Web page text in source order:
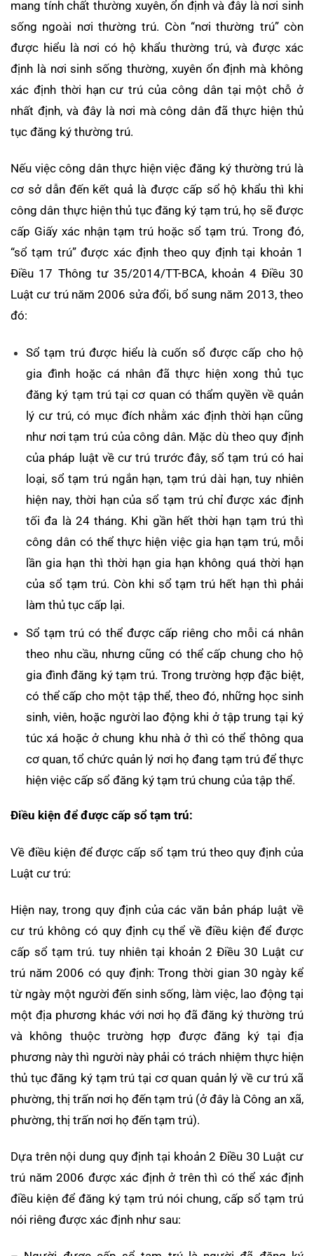
mang tính chất thường xuyên, ổn định và đây là nơi sinh
sống ngoài nơi thường trú. Còn “nơi thường trú” còn
được hiểu là nơi có hộ khẩu thường trú, và được xác
định là nơi sinh sống thường, xuyên ổn định mà không
xác định thời hạn cư trú của công dân tại một chỗ ở
nhất định, và đây là nơi mà công dân đã thực hiện thủ
tục đăng ký thường trú.
Nếu việc công dân thực hiện việc đăng ký thường trú là
cơ sở dẫn đến kết quả là được cấp sổ hộ khẩu thì khi
công dân thực hiện thủ tục đăng ký tạm trú, họ sẽ được
cấp Giấy xác nhận tạm trú hoặc sổ tạm trú. Trong đó,
“sổ tạm trú” được xác định theo quy định tại khoản 1
Điều 17 Thông tư 35/2014/TT-BCA, khoản 4 Điều 30
Luật cư trú năm 2006 sửa đổi, bổ sung năm 2013, theo
đó:
Sổ tạm trú được hiểu là cuốn sổ được cấp cho hộ
gia đình hoặc cá nhân đã thực hiện xong thủ tục
đăng ký tạm trú tại cơ quan có thẩm quyền về quản
lý cư trú, có mục đích nhằm xác định thời hạn cũng
như nơi tạm trú của công dân. Mặc dù theo quy định
của pháp luật về cư trú trước đây, sổ tạm trú có hai
loại, sổ tạm trú ngắn hạn, tạm trú dài hạn, tuy nhiên
hiện nay, thời hạn của sổ tạm trú chỉ được xác định
tối đa là 24 tháng. Khi gần hết thời hạn tạm trú thì
công dân có thể thực hiện việc gia hạn tạm trú, mỗi
lần gia hạn thì thời hạn gia hạn không quá thời hạn
của sổ tạm trú. Còn khi sổ tạm trú hết hạn thì phải
làm thủ tục cấp lại.
Sổ tạm trú có thể được cấp riêng cho mỗi cá nhân
theo nhu cầu, nhưng cũng có thể cấp chung cho hộ
gia đình đăng ký tạm trú. Trong trường hợp đặc biệt,
có thể cấp cho một tập thể, theo đó, những học sinh
sinh, viên, hoặc người lao động khi ở tập trung tại ký
túc xá hoặc ở chung khu nhà ở thì có thể thông qua
cơ quan, tổ chức quản lý nơi họ đang tạm trú để thực
hiện việc cấp sổ đăng ký tạm trú chung của tập thể.
Điều kiện để được cấp sổ tạm trú:
Về điều kiện để được cấp sổ tạm trú theo quy định của
Luật cư trú:
Hiện nay, trong quy định của các văn bản pháp luật về
cư trú không có quy định cụ thể về điều kiện để được
cấp sổ tạm trú. tuy nhiên tại khoản 2 Điều 30 Luật cư
trú năm 2006 có quy định: Trong thời gian 30 ngày kể
từ ngày một người đến sinh sống, làm việc, lao động tại
một địa phương khác với nơi họ đã đăng ký thường trú
và không thuộc trường hợp được đăng ký tại địa
phương này thì người này phải có trách nhiệm thực hiện
thủ tục đăng ký tạm trú tại cơ quan quản lý về cư trú xã
phường, thị trấn nơi họ đến tạm trú (ở đây là Công an xã,
phường, thị trấn nơi họ đến tạm trú).
Dựa trên nội dung quy định tại khoản 2 Điều 30 Luật cư
trú năm 2006 được xác định ở trên thì có thể xác định
điều kiện để đăng ký tạm trú nói chung, cấp sổ tạm trú
nói riêng được xác định như sau: